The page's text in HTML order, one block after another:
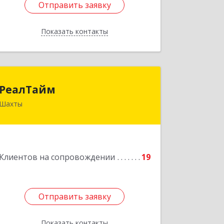
Отправить заявку
Показать контакты
Отправить заявку
Назад
РеалТайм
Шахты
Клиентов на сопровождении 19
Отправить заявку
346504, Ростовская обл, Шахты г,
Отправить заявку